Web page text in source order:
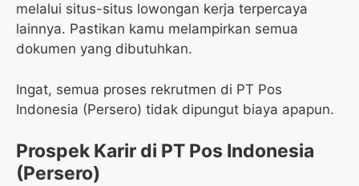
melalui situs-situs lowongan kerja terpercaya
lainnya. Pastikan kamu melampirkan semua
dokumen yang dibutuhkan.
Ingat, semua proses rekrutmen di PT Pos
Indonesia (Persero) tidak dipungut biaya apapun.
Prospek Karir di PT Pos Indonesia
(Persero)